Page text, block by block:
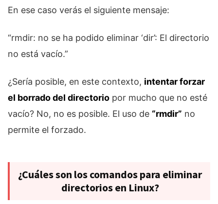
En ese caso verás el siguiente mensaje:
“rmdir: no se ha podido eliminar ‘dir’: El directorio
no está vacío.”
¿Sería posible, en este contexto, intentar forzar
el borrado del directorio por mucho que no esté
vacío? No, no es posible. El uso de “rmdir” no
permite el forzado.
¿Cuáles son los comandos para eliminar
directorios en Linux?